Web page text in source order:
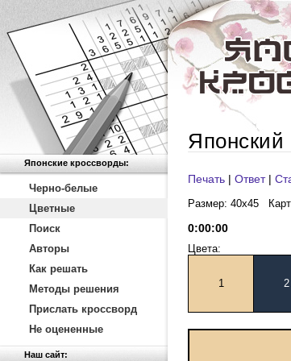
Японские кроссворды:
Черно-белые
Цветные
Поиск
Авторы
Как решать
Методы решения
Прислать кроссворд
Не оцененные
Наш сайт:
Японский
Печать | Ответ|
Размер: 40x45
0:00:00
Цвета:
1 2